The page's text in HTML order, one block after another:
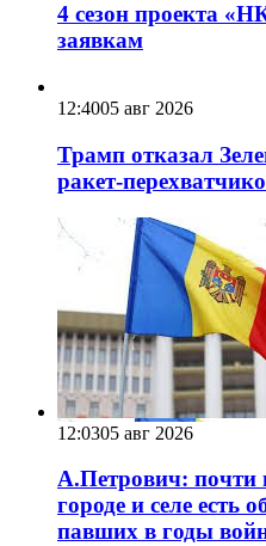
4 сезон проекта
заявкам
12:4005 авг 2026
Трамп отказал
ракет-
12:0305 авг 2026
А.Петрович: почти
городе и селе есть
павших в годы